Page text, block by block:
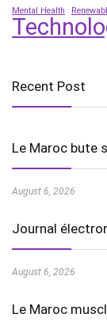
Mental Health
Recent Post
Le Maroc bute
August 6, 2026
Journal
August 6, 2026
Le Maroc